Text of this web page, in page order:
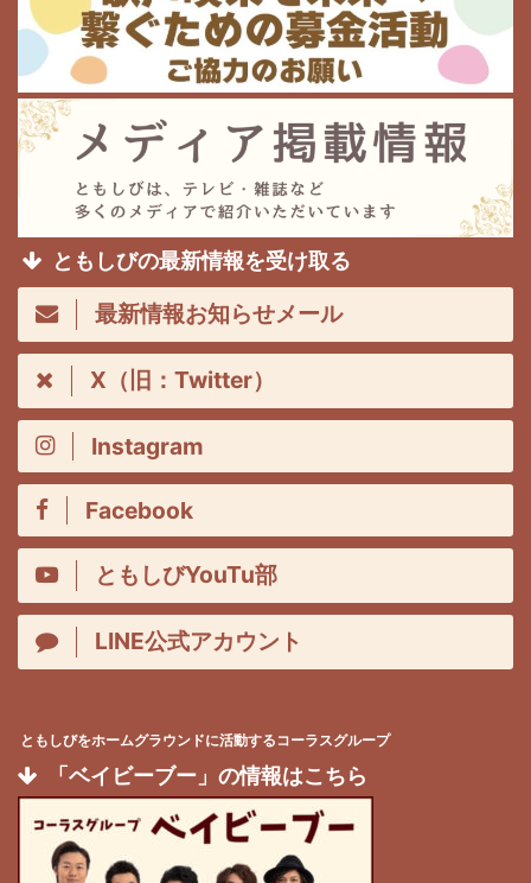
ともしびの最新情報を受け取る
最新情報お知らせメール
X（旧：Twitter）
Instagram
Facebook
ともしびYouTu部
LINE公式アカウント
ともしびをホームグラウンドに活動するコーラスグループ
「ベイビーブー」の情報はこちら